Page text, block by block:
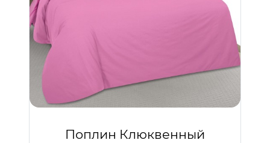
Поплин Клюквенный